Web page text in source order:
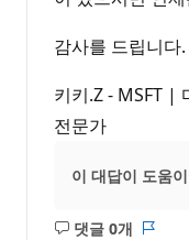
감사를 드립니다.
키키.Z - MSFT |
전문가
이 대답이 도움
댓글 0개